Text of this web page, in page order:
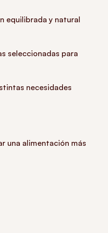
equilibrada y natural
seleccionadas para
necesidades
una alimentación más